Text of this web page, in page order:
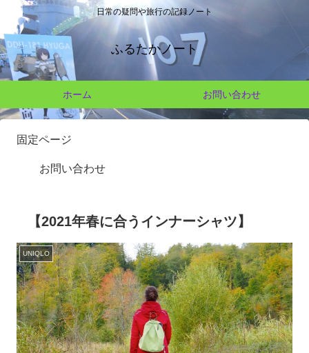
日常の疑問や旅行の記録ノート
ふるたかノート
ホーム お問い合わせ
固定ページ
お問い合わせ
【2021年春に合うインナーシャツ】
UNIQLO